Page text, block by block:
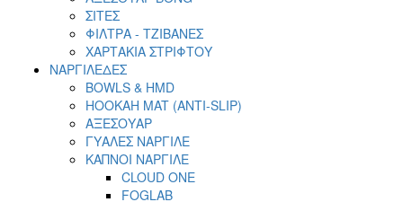
ΣΙΤΕΣ
ΦΙΛΤΡΑ - ΤΖΙΒΑΝΕΣ
ΧΑΡΤΑΚΙΑ ΣΤΡΙΦΤΟΥ
ΝΑΡΓΙΛΕΔΕΣ
BOWLS & HMD
HOOKAH MAT (ANTI-SLIP)
ΑΞΕΣΟΥΑΡ
ΓΥΑΛΕΣ ΝΑΡΓΙΛΕ
ΚΑΠΝΟΙ ΝΑΡΓΙΛΕ
CLOUD ONE
FOGLAB